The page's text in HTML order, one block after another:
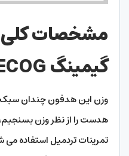
مشخصات
گیمینگ XPG PRECOG
وزن این هدفون چندان
هدست را از نظر وزن
تمرینات تردمیل استفاده